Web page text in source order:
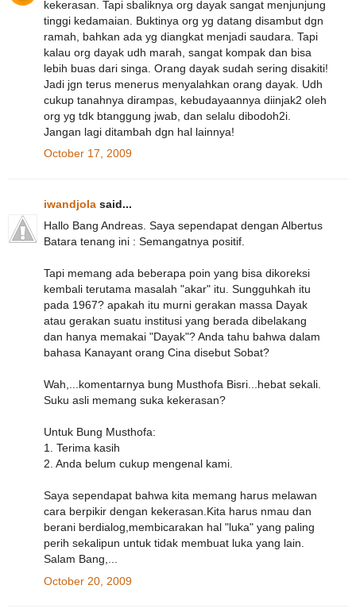
kekerasan. Tapi sbaliknya org dayak sangat menjunjung
tinggi kedamaian. Buktinya org yg datang disambut dgn
ramah, bahkan ada yg diangkat menjadi saudara. Tapi
kalau org dayak udh marah, sangat kompak dan bisa
lebih buas dari singa. Orang dayak sudah sering disakiti!
Jadi jgn terus menerus menyalahkan orang dayak. Udh
cukup tanahnya dirampas, kebudayaannya diinjak2 oleh
org yg tdk btanggung jwab, dan selalu dibodoh2i.
Jangan lagi ditambah dgn hal lainnya!
October 17, 2009
iwandjola said...
Hallo Bang Andreas. Saya sependapat dengan Albertus
Batara tenang ini : Semangatnya positif.
Tapi memang ada beberapa poin yang bisa dikoreksi
kembali terutama masalah "akar" itu. Sungguhkah itu
pada 1967? apakah itu murni gerakan massa Dayak
atau gerakan suatu institusi yang berada dibelakang
dan hanya memakai "Dayak"? Anda tahu bahwa dalam
bahasa Kanayant orang Cina disebut Sobat?
Wah,...komentarnya bung Musthofa Bisri...hebat sekali.
Suku asli memang suka kekerasan?
Untuk Bung Musthofa:
1. Terima kasih
2. Anda belum cukup mengenal kami.
Saya sependapat bahwa kita memang harus melawan
cara berpikir dengan kekerasan.Kita harus nmau dan
berani berdialog,membicarakan hal "luka" yang paling
perih sekalipun untuk tidak membuat luka yang lain.
Salam Bang,...
October 20, 2009